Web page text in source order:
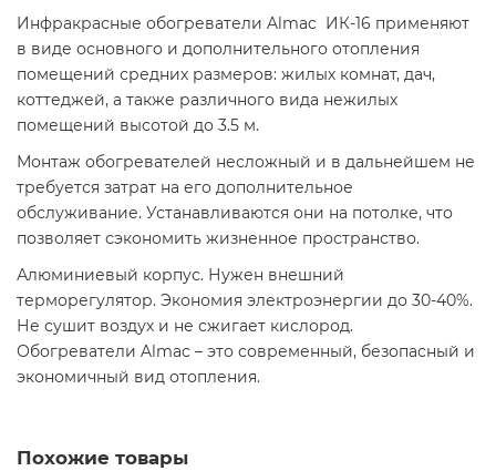
Инфракрасные обогреватели Almac ИК-16 применяют
в виде основного и дополнительного отопления
помещений средних размеров: жилых комнат, дач,
коттеджей, а также различного вида нежилых
помещений высотой до 3.5 м.
Монтаж обогревателей несложный и в дальнейшем не
требуется затрат на его дополнительное
обслуживание. Устанавливаются они на потолке, что
позволяет сэкономить жизненное пространство.
Алюминиевый корпус. Нужен внешний
терморегулятор. Экономия электроэнергии до 30-40%.
Не сушит воздух и не сжигает кислород.
Обогреватели Almac – это современный, безопасный и
экономичный вид отопления.
Похожие товары